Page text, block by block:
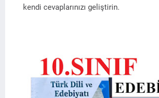
kendi cevaplarınızı geliştirin.